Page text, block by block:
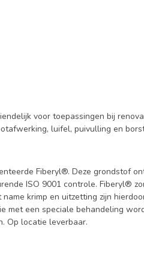
voor toepassingen bij
luifel, puivulling en
Fiberyl®. Deze grondstof
ISO 9001 controle. Fiberyl®
krimp en uitzetting zijn
met een speciale behandeling
Op locatie leverbaar.